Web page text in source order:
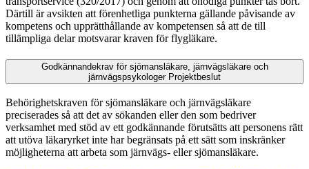
Därtill är avsikten att förenhetliga punkterna gällande påvisande av
kompetens och upprätthållande av kompetensen så att de till
tillämpliga delar motsvarar kraven för flygläkare.
Godkännandekrav för sjömansläkare, järnvägsläkare och
järnvägspsykologer Projektbeslut
Behörighetskraven för sjömansläkare och järnvägsläkare
preciserades så att det av sökanden eller den som bedriver
verksamhet med stöd av ett godkännande förutsätts att personens rätt
att utöva läkaryrket inte har begränsats på ett sätt som inskränker
möjligheterna att arbeta som järnvägs- eller sjömansläkare.